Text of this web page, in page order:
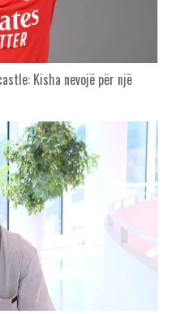
Kisha nevojë për një